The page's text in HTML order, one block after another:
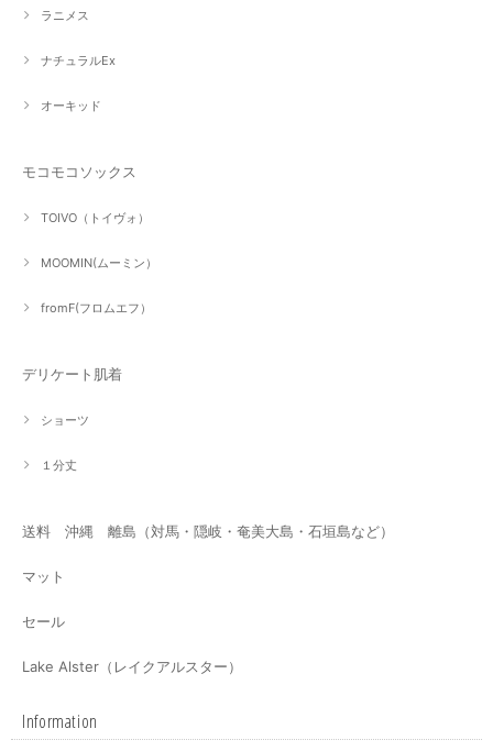
ラニメス
ナチュラルEx
オーキッド
モコモコソックス
TOIVO（トイヴォ）
MOOMIN(ムーミン）
fromF(フロムエフ）
デリケート肌着
ショーツ
１分丈
送料 沖縄 離島（対馬・隠岐・奄美大島・石垣島など）
マット
セール
Lake Alster（レイクアルスター）
Information